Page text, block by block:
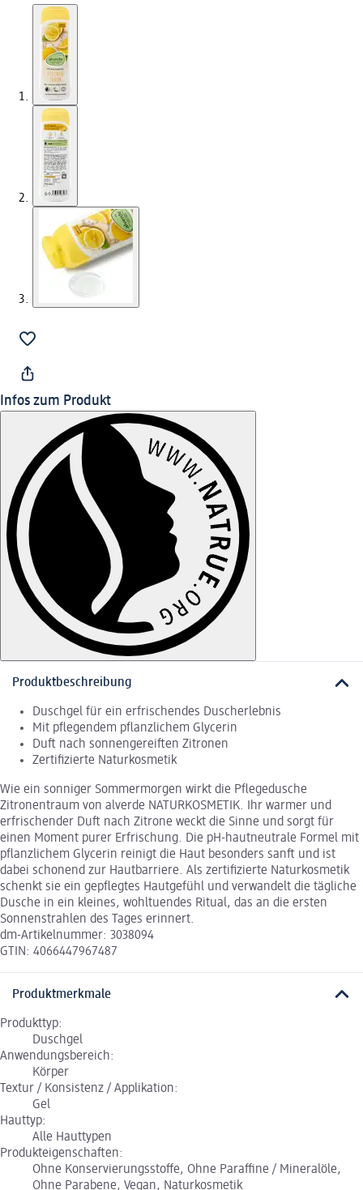
Infos zum Produkt
Produktbeschreibung
Duschgel für ein erfrischendes Duscherlebnis
Mit pflegendem pflanzlichem Glycerin
Duft nach sonnengereiften Zitronen
Zertifizierte Naturkosmetik
Wie ein sonniger Sommermorgen wirkt die Pflegedusche
Zitronentraum von alverde NATURKOSMETIK. Ihr warmer und
erfrischender Duft nach Zitrone weckt die Sinne und sorgt für
einen Moment purer Erfrischung. Die pH-hautneutrale Formel mit
pflanzlichem Glycerin reinigt die Haut besonders sanft und ist
dabei schonend zur Hautbarriere. Als zertifizierte Naturkosmetik
schenkt sie ein gepflegtes Hautgefühl und verwandelt die tägliche
Dusche in ein kleines, wohltuendes Ritual, das an die ersten
Sonnenstrahlen des Tages erinnert.
dm-Artikelnummer: 3038094
GTIN: 4066447967487
Produktmerkmale
Produkttyp:
Duschgel
Anwendungsbereich:
Körper
Textur / Konsistenz / Applikation:
Gel
Hauttyp:
Alle Hauttypen
Produkteigenschaften:
Ohne Konservierungsstoffe, Ohne Paraffine / Mineralöle,
Ohne Parabene, Vegan, Naturkosmetik